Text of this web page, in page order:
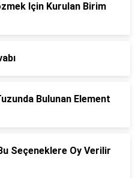
Için Kurulan Birim
Bulunan Element
Seçeneklere Oy Verilir